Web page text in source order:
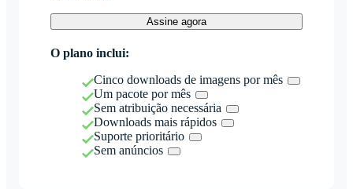
Assine agora
O plano inclui:
Cinco downloads de imagens por mês
Um pacote por mês
Sem atribuição necessária
Downloads mais rápidos
Suporte prioritário
Sem anúncios